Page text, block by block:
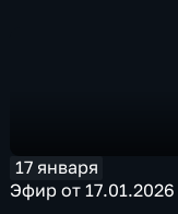
17 января
Эфир от 17.01.2026